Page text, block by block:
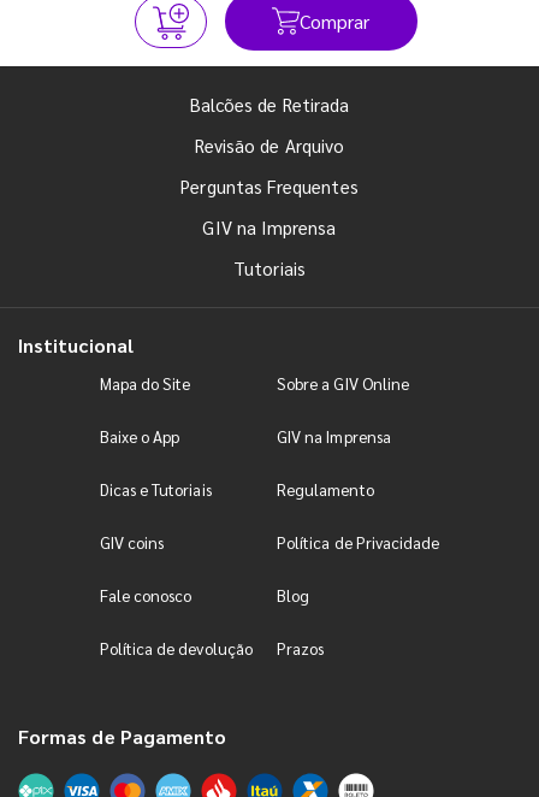
Comprar
Balcões de Retirada
Revisão de Arquivo
Perguntas Frequentes
GIV na Imprensa
Tutoriais
Institucional
Mapa do Site Sobre a GIV Online
Baixe o App GIV na Imprensa
Dicas e Tutoriais Regulamento
GIV coins Política de Privacidade
Fale conosco Blog
Política de devolução Prazos
Formas de Pagamento